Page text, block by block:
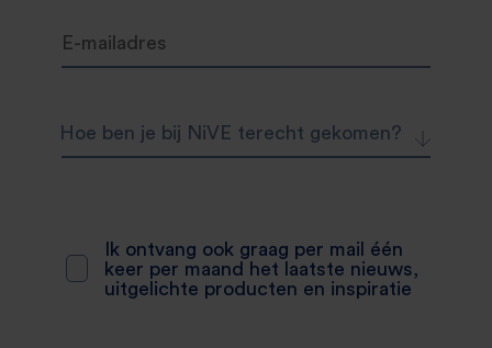
Ik ontvang ook graag per mail één
keer per maand het laatste nieuws,
uitgelichte producten en inspiratie